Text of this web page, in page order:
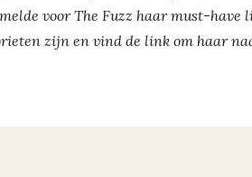
voor The Fuzz haar must-
zijn en vind de link om haar